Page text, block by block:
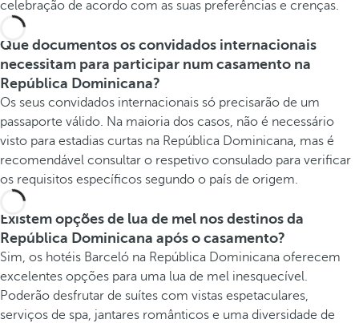
celebração de acordo com as suas preferências e crenças.
Que documentos os convidados internacionais
necessitam para participar num casamento na
República Dominicana?
Os seus convidados internacionais só precisarão de um
passaporte válido. Na maioria dos casos, não é necessário
visto para estadias curtas na República Dominicana, mas é
recomendável consultar o respetivo consulado para verificar
os requisitos específicos segundo o país de origem.
Existem opções de lua de mel nos destinos da
República Dominicana após o casamento?
Sim, os hotéis Barceló na República Dominicana oferecem
excelentes opções para uma lua de mel inesquecível.
Poderão desfrutar de suítes com vistas espetaculares,
serviços de spa, jantares românticos e uma diversidade de